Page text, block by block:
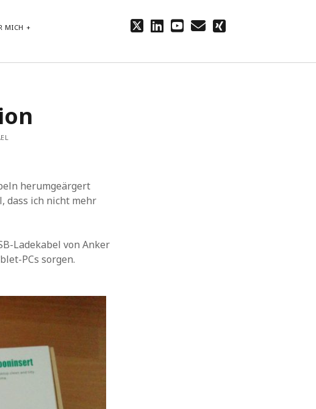
MICH twitterlinkedin
youtube
emailxing
herumgeärgert
dass ich nicht mehr
Ladekabel von Anker
PCs sorgen.